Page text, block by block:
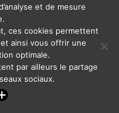
Pinterest
et de mesure
ces cookies permettent
ainsi vous offrir une
optimale.
par ailleurs le partage
sociaux.